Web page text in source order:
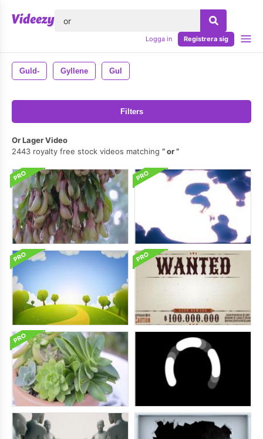
Logga in Registrera sig
Guld- Gyllene Gul
Filters
Or Lager Video
2443 royalty free stock videos matching
or